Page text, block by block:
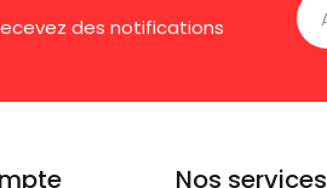
des notifications
Nos services